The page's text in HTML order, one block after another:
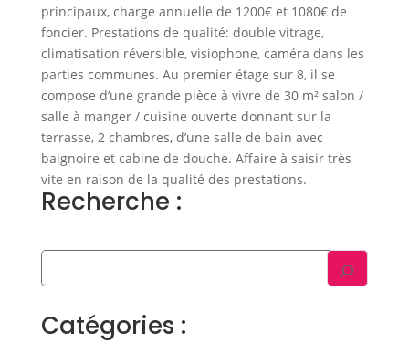
principaux, charge annuelle de 1200€ et 1080€ de
foncier. Prestations de qualité: double vitrage,
climatisation réversible, visiophone, caméra dans les
parties communes. Au premier étage sur 8, il se
compose d’une grande pièce à vivre de 30 m² salon /
salle à manger / cuisine ouverte donnant sur la
terrasse, 2 chambres, d’une salle de bain avec
baignoire et cabine de douche. Affaire à saisir très
vite en raison de la qualité des prestations.
Recherche :
Catégories :